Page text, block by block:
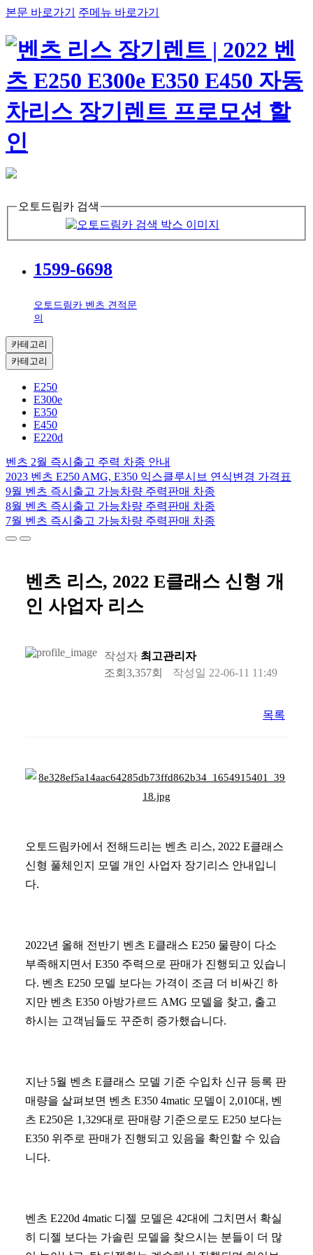
본문 바로가기 주메뉴 바로가기
오토드림카 검색
1599-6698
오토드림카 벤츠 견적문
의
카테고리
카테고리
E250
E300e
E350
E450
E220d
벤츠 2월 즉시출고 주력 차종 안내
2023 벤츠 E250 AMG, E350 익스클루시브 연식변경 가격표
9월 벤츠 즉시출고 가능차량 주력판매 차종
8월 벤츠 즉시출고 가능차량 주력판매 차종
7월 벤츠 즉시출고 가능차량 주력판매 차종
벤츠 리스, 2022 E클래스 신형 개
인 사업자 리스
작성자 최고관리자
조회3,357회 작성일 22-06-11 11:49
목록
오토드림카에서 전해드리는 벤츠 리스, 2022 E클래스
신형 풀체인지 모델 개인 사업자 장기리스 안내입니
다.
2022년 올해 전반기 벤츠 E클래스 E250 물량이 다소
부족해지면서 E350 주력으로 판매가 진행되고 있습니
다. 벤츠 E250 모델 보다는 가격이 조금 더 비싸긴 하
지만 벤츠 E350 아방가르드 AMG 모델을 찾고, 출고
하시는 고객님들도 꾸준히 증가했습니다.
지난 5월 벤츠 E클래스 모델 기준 수입차 신규 등록 판
매량을 살펴보면 벤츠 E350 4matic 모델이 2,010대, 벤
츠 E250은 1,329대로 판매량 기준으로도 E250 보다는
E350 위주로 판매가 진행되고 있음을 확인할 수 있습
니다.
벤츠 E220d 4matic 디젤 모델은 42대에 그치면서 확실
히 디젤 보다는 가솔린 모델을 찾으시는 분들이 더 많